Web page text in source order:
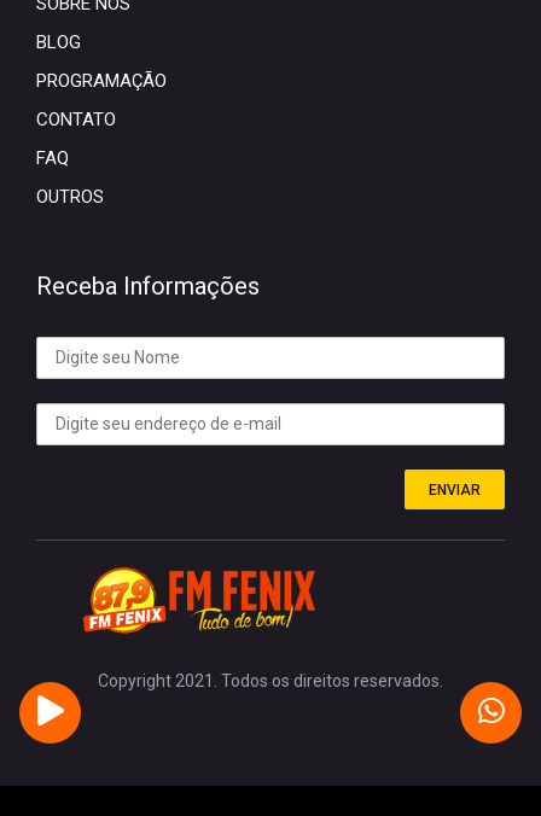
BLOG
PROGRAMAÇÃO
CONTATO
FAQ
OUTROS
Receba Informações
ENVIAR
Copyright 2021. Todos os direitos reservados.